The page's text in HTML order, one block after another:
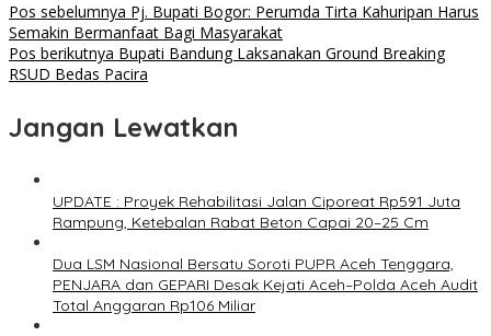
Pos sebelumnya Pj. Bupati Bogor: Perumda Tirta Kahuripan Harus
Semakin Bermanfaat Bagi Masyarakat
Pos berikutnya Bupati Bandung Laksanakan Ground Breaking
RSUD Bedas Pacira
Jangan Lewatkan
UPDATE : Proyek Rehabilitasi Jalan Ciporeat Rp591 Juta
Rampung, Ketebalan Rabat Beton Capai 20–25 Cm
Dua LSM Nasional Bersatu Soroti PUPR Aceh Tenggara,
PENJARA dan GEPARI Desak Kejati Aceh–Polda Aceh Audit
Total Anggaran Rp106 Miliar